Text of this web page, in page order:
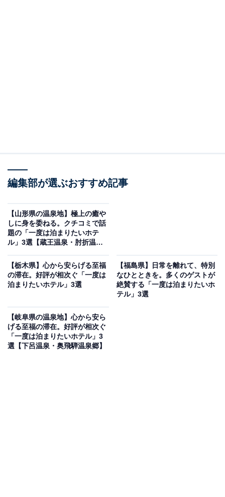
式Webサイトより）
「天童温泉 ほほえみの宿 滝の湯」は、人と自然にやさし
い宿をコンセプトにした温泉宿です。大浴場「花笠大浴
場」には、女性用の「紅の湯」や男性用の「藍の湯」が
あり、広々とした空間で美肌効果のある温泉を楽しめま
す。お料理は山形牛や自家農園有機野菜を使用した逸品
編集部が選ぶおすすめ記事
【山形県の温泉地】極上の癒や
しに身を委ねる。クチコミで話
題の「一度は泊まりたいホテ
ル」3選【蔵王温泉・肘折温
【栃木県】心から安らげる至福
の滞在。好評が相次ぐ「一度は
泊まりたいホテル」3選
【福島県】日常を離れて、特別
なひとときを。多くのゲストが
絶賛する「一度は泊まりたいホ
テル」3選
【岐阜県の温泉地】心から安ら
げる至福の滞在。好評が相次ぐ
「一度は泊まりたいホテル」3
選【下呂温泉・奥飛騨温泉郷】